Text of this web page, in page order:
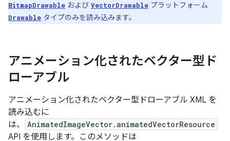
BitmapDrawable および VectorDrawable プラットフォーム
Drawable タイプのみを読み込みます。
アニメーション化されたベクター型ド
ローアブル
アニメーション化されたベクター型ドローアブル XML を
読み込むに
は、
AnimatedImageVector.animatedVectorResource
API を使用します。このメソッドは